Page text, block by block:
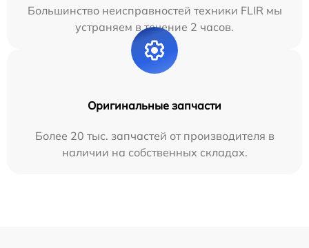
Большинство неисправностей техники FLIR мы
устраняем в течение 2 часов.
Оригинальные запчасти
Более 20 тыс. запчастей от производителя в
наличии на собственных складах.